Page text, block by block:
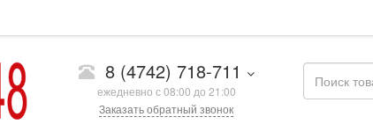
8 (4742) 718-711
ежедневно с 08:00 до 21:00
Заказать обратный звонок